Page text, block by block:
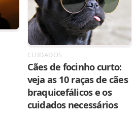
CUIDADOS
Cães de focinho curto:
veja as 10 raças de cães
braquicefálicos e os
cuidados necessários